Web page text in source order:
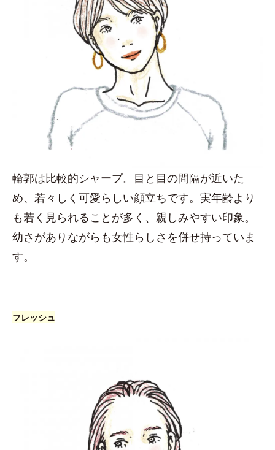
輪郭は比較的シャープ。目と目の間隔が近いた
め、若々しく可愛らしい顔立ちです。実年齢より
も若く見られることが多く、親しみやすい印象。
幼さがありながらも女性らしさを併せ持っていま
す。
フレッシュ